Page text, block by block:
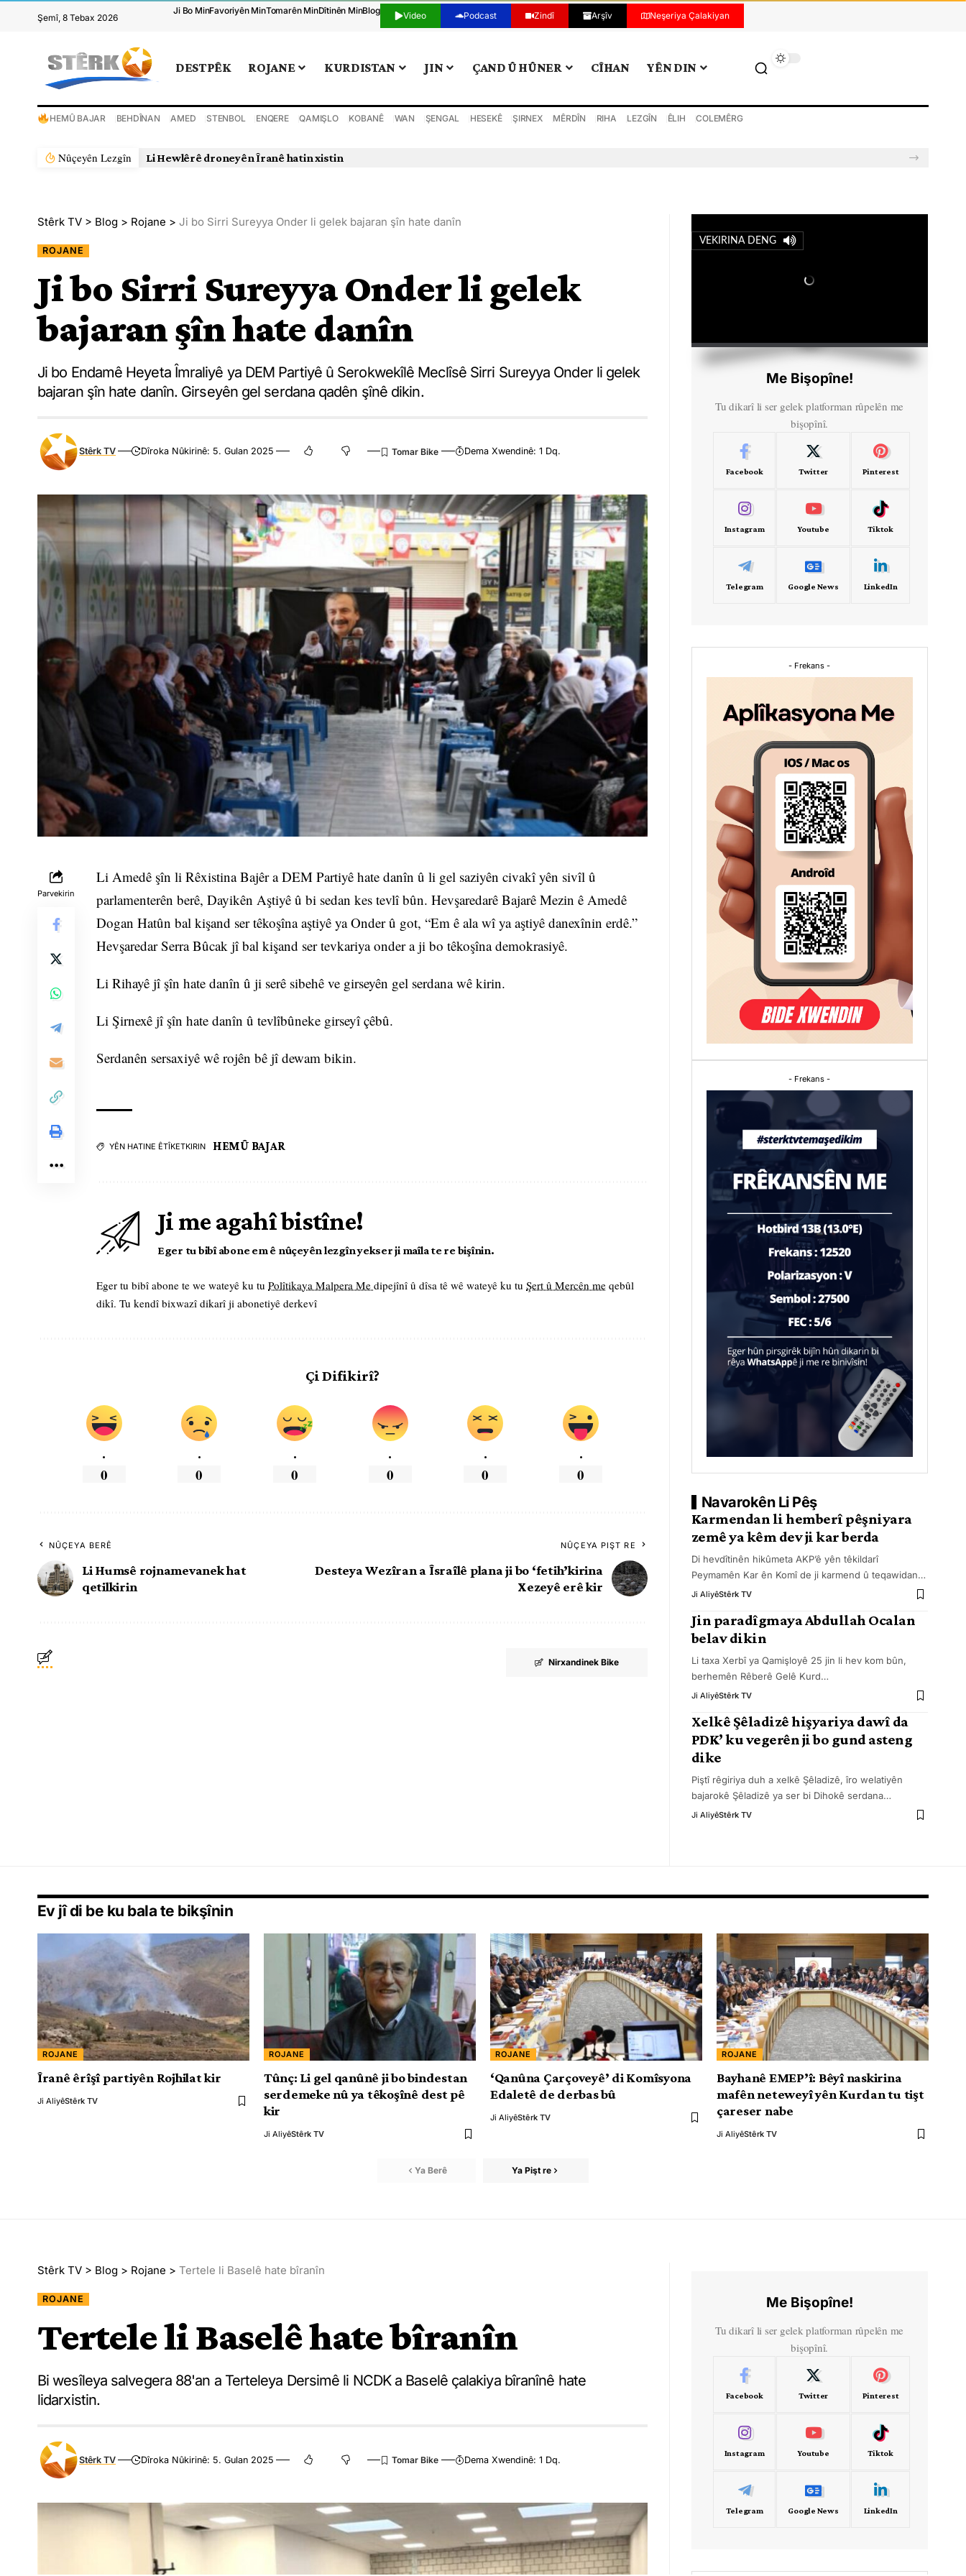
Şemî, 8 Tebax 2026
Ji Bo MinFavoriyên MinTomarên MinDîtinên MinBlog Video Podcast Zindî Arşîv Neşeriya Çalakiyan
DESTPÊK ROJANE KURDISTAN JIN ÇAND Û HÛNER CÎHAN YÊN DIN
HEMÛ BAJAR BEHDÎNAN AMED STENBOL ENQERE QAMIŞLO KOBANÊ WAN ŞENGAL HESEKÊ ŞIRNEX MÊRDÎN RIHA LEZGÎN ÊLIH COLEMÊRG
Nûçeyên LezgînLi Hewlêrê droneyên Îranê hatin xistin
Stêrk TV > Blog > Rojane > Ji bo Sirri Sureyya Onder li gelek bajaran şîn hate danîn
ROJANE
Ji bo Sirri Sureyya Onder li gelek
bajaran şîn hate danîn
Ji bo Endamê Heyeta Îmraliyê ya DEM Partiyê û Serokwekîlê Meclîsê Sirri Sureyya Onder li gelek
bajaran şîn hate danîn. Girseyên gel serdana qadên şînê dikin.
Stêrk TV Dîroka Nûkirinê: 5. Gulan 2025 Dema Xwendinê: 1 Dq.
Parvekirin
Li Amedê şîn li Rêxistina Bajêr a DEM Partiyê hate danîn û li gel saziyên civakî yên sivîl û
parlamenterên berê, Dayikên Aştiyê û bi sedan kes tevlî bûn. Hevşaredarê Bajarê Mezin ê Amedê
Dogan Hatûn bal kişand ser têkoşîna aştiyê ya Onder û got, “Em ê ala wî ya aştiyê danexînin erdê.”
Hevşaredar Serra Bûcak jî bal kişand ser tevkariya onder a ji bo têkoşîna demokrasiyê.
Li Rihayê jî şîn hate danîn û ji serê sibehê ve girseyên gel serdana wê kirin.
Li Şirnexê jî şîn hate danîn û tevlîbûneke girseyî çêbû.
Serdanên sersaxiyê wê rojên bê jî dewam bikin.
YÊN HATINE ÊTÎKETKIRIN HEMÛ BAJAR
Ji me agahî bistîne!
Eger tu bibî abone em ê nûçeyên lezgîn yekser ji maîla te re bişînin.
Eger tu bibî abone te we wateyê ku tu Polîtikaya Malpera Me dipejînî û dîsa tê wê wateyê ku tu Şert û Mercên me qebûl
dikî. Tu kendî bixwazî dikarî ji abonetiyê derkevî
Çi Difikirî?
.
0
.
0
.
0
.
0
.
0
.
0
NÛÇEYA BERÊ
Li Humsê rojnamevanek hat
qetilkirin
NÛÇEYA PIŞT RE
Desteya Wezîran a Îsraîlê plana ji bo ‘fetih’kirina
Xezeyê erê kir
Nirxandinek Bike
VEKIRINA DENG
Me Bişopîne!
Tu dikarî li ser gelek platforman rûpelên me
bişopînî.
Facebook Twitter Pinterest
Instagram Youtube Tiktok
Telegram Google News LinkedIn
- Frekans -
- Frekans -
Navarokên Li Pêş
Karmendan li hemberî pêşniyara
zemê ya kêm dev ji kar berda
Di hevdîtinên hikûmeta AKP’ê yên têkildarî
Peymamên Kar ên Komî de ji karmend û teqawidan…
Ji AliyêStêrk TV
Jin paradîgmaya Abdullah Ocalan
belav dikin
Li taxa Xerbî ya Qamişloyê 25 jin li hev kom bûn,
berhemên Rêberê Gelê Kurd…
Ji AliyêStêrk TV
Xelkê Şêladizê hişyariya dawî da
PDK’ ku vegerên ji bo gund asteng
dike
Piştî rêgiriya duh a xelkê Şêladizê, îro welatiyên
bajarokê Şêladizê ya ser bi Dihokê serdana…
Ji AliyêStêrk TV
Ev jî di be ku bala te bikşînin
ROJANE
Îranê êrîşî partiyên Rojhilat kir
Ji AliyêStêrk TV
ROJANE
Tûnç: Li gel qanûnê ji bo bindestan
serdemeke nû ya têkoşînê dest pê
kir
Ji AliyêStêrk TV
ROJANE
‘Qanûna Çarçoveyê’ di Komîsyona
Edaletê de derbas bû
Ji AliyêStêrk TV
ROJANE
Bayhanê EMEP’î: Bêyî naskirina
mafên neteweyî yên Kurdan tu tişt
çareser nabe
Ji AliyêStêrk TV
Ya Berê Ya Pişt re
Stêrk TV > Blog > Rojane > Tertele li Baselê hate bîranîn
ROJANE
Tertele li Baselê hate bîranîn
Bi wesîleya salvegera 88'an a Terteleya Dersimê li NCDK a Baselê çalakiya bîranînê hate
lidarxistin.
Stêrk TV Dîroka Nûkirinê: 5. Gulan 2025 Dema Xwendinê: 1 Dq.
Me Bişopîne!
Tu dikarî li ser gelek platforman rûpelên me
bişopînî.
Facebook Twitter Pinterest
Instagram Youtube Tiktok
Telegram Google News LinkedIn